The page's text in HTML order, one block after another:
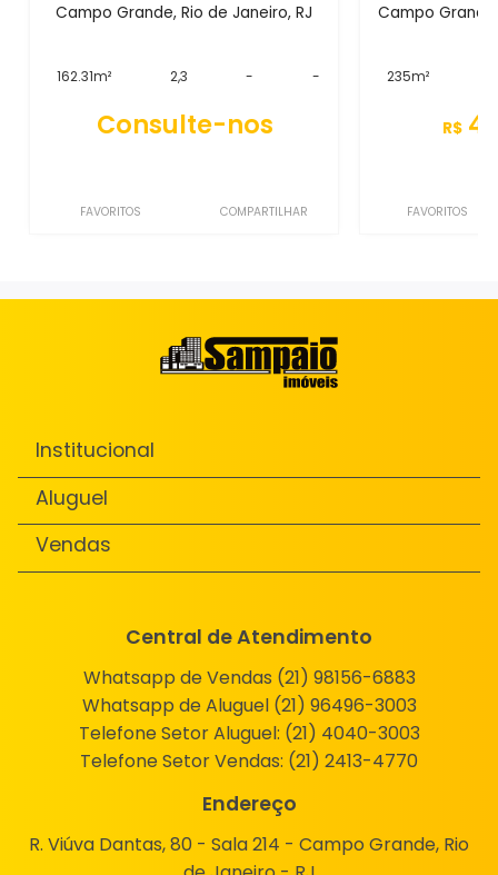
Campo Grande, Rio de Janeiro, RJ
162.31m² 2,3 - -
Consulte-nos
FAVORITOS COMPARTILHAR
Campo
235m²
R$
FAVORITOS
Institucional
Aluguel
Vendas
Central de Atendimento
Whatsapp de Vendas (21) 98156-6883
Whatsapp de Aluguel (21) 96496-3003
Telefone Setor Aluguel: (21) 4040-3003
Telefone Setor Vendas: (21) 2413-4770
Endereço
R. Viúva Dantas, 80 - Sala 214 - Campo Grande, Rio